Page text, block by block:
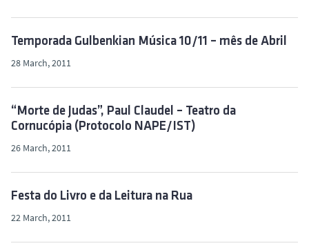
Temporada Gulbenkian Música 10/11 – mês de Abril
28 March, 2011
“Morte de Judas”, Paul Claudel – Teatro da
Cornucópia (Protocolo NAPE/IST)
26 March, 2011
Festa do Livro e da Leitura na Rua
22 March, 2011